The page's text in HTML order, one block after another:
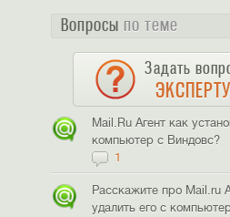
Вопросы по теме
Задать
ЭКСПЕРТУ
Mail.Ru Агент как
компьютер с Виндовс?
1
Расскажите про Mail.ru
удалить его с